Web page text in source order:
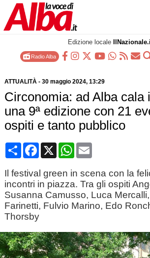
Edizione locale
Radio Alba
ATTUALITÀ- 30 maggio 2024, 13:29
Circonomia: ad Alba cala
una 9ª edizione con 21
ospiti e tanto pubblico
CondividiFacebook
X WhatsApp
Email
Il festival green in scena con la
incontri in piazza. Tra gli ospiti
Susanna Camusso, Luca
Farinetti, Fulvio Marino, Edo
Thorsby